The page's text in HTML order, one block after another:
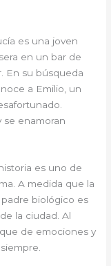
es una joven
en un bar de
En su búsqueda
a Emilio, un
se enamoran
es uno de
A medida que la
biológico es
la ciudad. Al
de emociones y